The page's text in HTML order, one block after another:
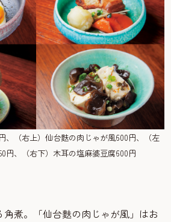
、（右上）仙台麩の肉じゃが風600円、（左
円、（右下）木耳の塩麻婆豆腐600円
煮。「仙台麩の肉じゃが風」はお